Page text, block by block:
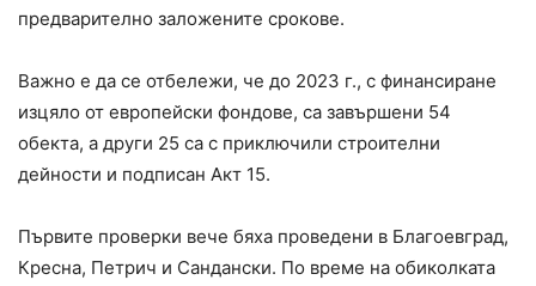
предварително заложените срокове.
Важно е да се отбележи, че до 2023 г., с финансиране
изцяло от европейски фондове, са завършени 54
обекта, а други 25 са с приключили строителни
дейности и подписан Акт 15.
Първите проверки вече бяха проведени в Благоевград,
Кресна, Петрич и Сандански. По време на обиколката